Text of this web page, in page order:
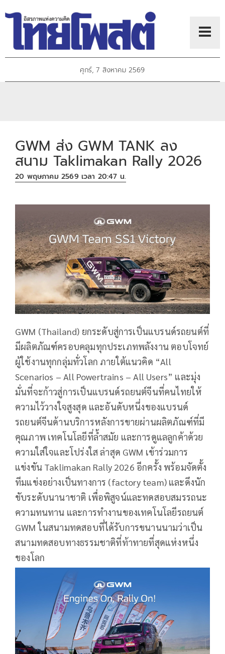
ศุกร์, 7 สิงหาคม 2569
GWM ส่ง GWM TANK ลง
สนาม Taklimakan Rally 2026
20 พฤษภาคม 2569 เวลา 20:47 น.
GWM (Thailand) ยกระดับสู่การเป็นแบรนด์รถยนต์ที่
มีผลิตภัณฑ์ครอบคลุมทุกประเภทพลังงาน ตอบโจทย์
ผู้ใช้งานทุกกลุ่มทั่วโลก ภายใต้แนวคิด “All
Scenarios – All Powertrains – All Users” และมุ่ง
มั่นที่จะก้าวสู่การเป็นแบรนด์รถยนต์จีนที่คนไทยให้
ความไว้วางใจสูงสุด และอันดับหนึ่งของแบรนด์
รถยนต์จีนด้านบริการหลังการขายผ่านผลิตภัณฑ์ที่มี
คุณภาพ เทคโนโลยีที่ล้ำสมัย และการดูแลลูกค้าด้วย
ความใส่ใจและโปร่งใส ล่าสุด GWM เข้าร่วมการ
แข่งขัน Taklimakan Rally 2026 อีกครั้ง พร้อมจัดตั้ง
ทีมแข่งอย่างเป็นทางการ (factory team) และดึงนัก
ขับระดับนานาชาติ เพื่อพิสูจน์และทดสอบสมรรถนะ
ความทนทาน และการทำงานของเทคโนโลยีรถยนต์
GWM ในสนามทดสอบที่ได้รับการขนานนามว่าเป็น
สนามทดสอบทางธรรมชาติที่ท้าทายที่สุดแห่งหนึ่ง
ของโลก